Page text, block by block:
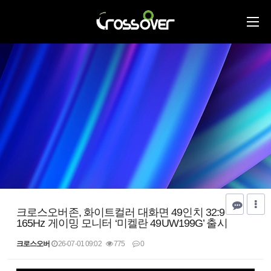
크로스오버존, 화이트컬러 대화면 49인치 32:9
165Hz 게이밍 모니터 ‘미켈란 49UW199G’ 출시
크로스오버 26-07-01 09:02 775 0